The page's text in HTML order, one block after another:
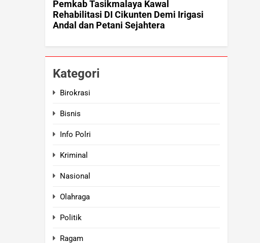
Kategori
Birokrasi
Bisnis
Info Polri
Kriminal
Nasional
Olahraga
Politik
Ragam